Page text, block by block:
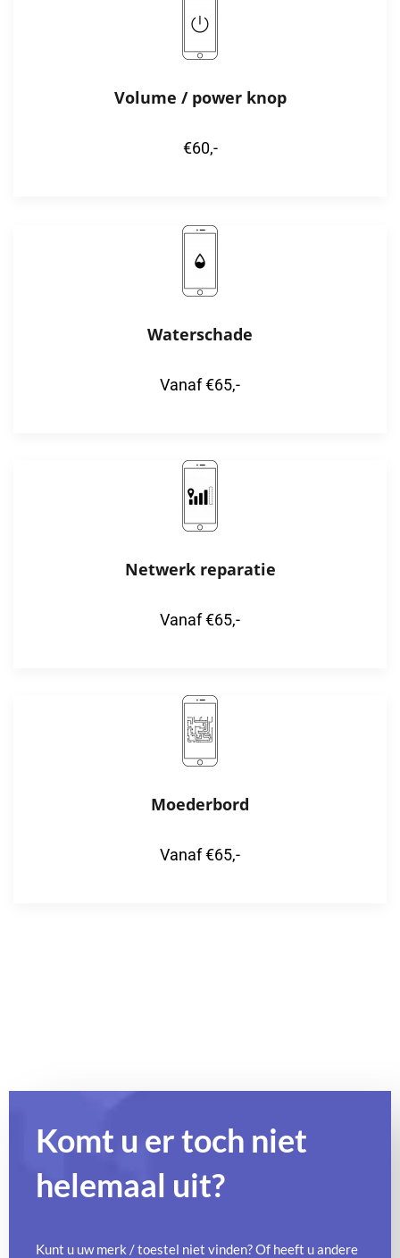
Volume / power knop
€60,-
Waterschade
Vanaf €65,-
Netwerk reparatie
Vanaf €65,-
Moederbord
Vanaf €65,-
Komt u er toch niet
helemaal uit?
Kunt u uw merk / toestel niet vinden? Of heeft u andere